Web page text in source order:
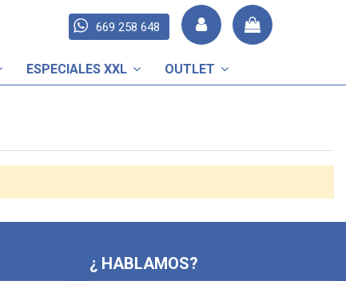
669 258 648
ESPECIALES XXL OUTLET
¿ HABLAMOS?